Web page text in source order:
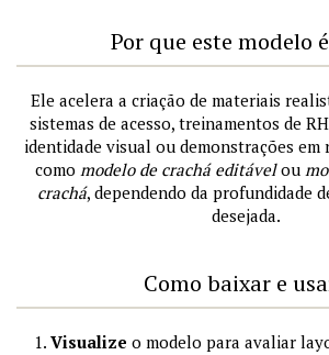
Por que este modelo
Ele acelera a criação de materiais
sistemas de acesso, treinamentos de
identidade visual ou demonstrações em
como modelo de crachá editávelou
crachá, dependendo da profundidade
desejada.
Como baixar e
1. Visualize o modelo para avaliar